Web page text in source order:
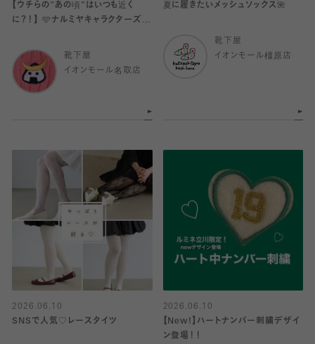
【ウチらの“あの頃”はいつも近く
に？！】 🩵ナルミヤキャラクターズ×
靴下屋
イオンモール名取店
夏に履きたいメッシュソックス🌺
靴下屋
イオンモール橿原店
2026.06.10
SNSで人気♡レースタイツ
2026.06.10
【New!】ハートナンバー刺繍デザイ
ン登場！！